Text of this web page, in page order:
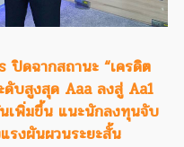
ปิดฉากสถานะ “เครดิต
บสูงสุด Aaa ลงสู่ Aa1
เพิ่มขึ้น แนะนักลงทุนจับ
รงผันผวนระยะสั้น